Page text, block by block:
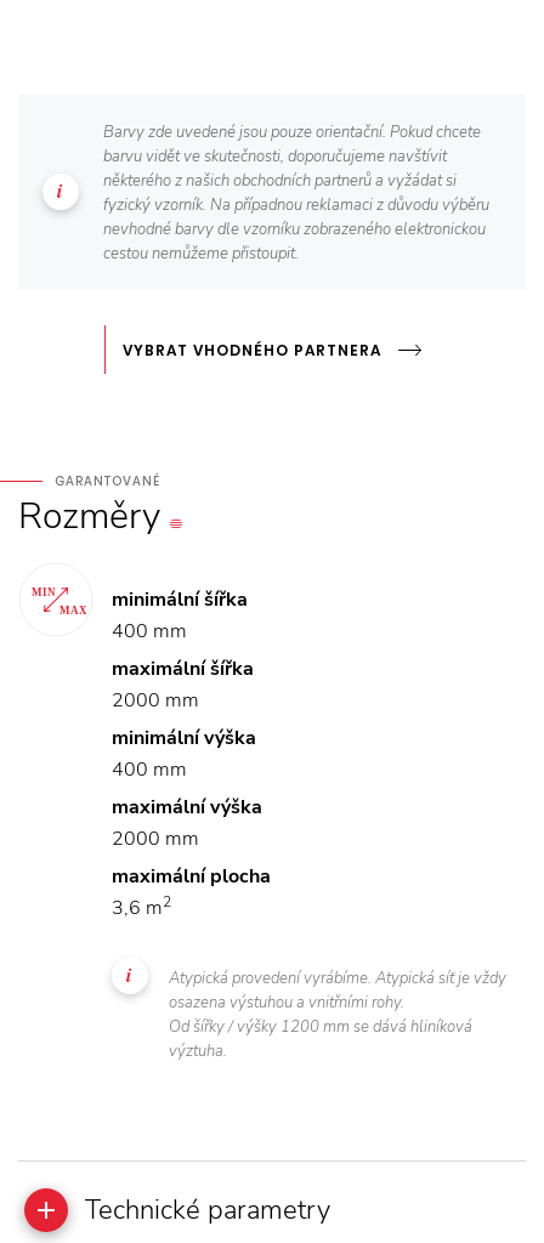
Barvy zde uvedené jsou pouze orientační. Pokud chcete
barvu vidět ve skutečnosti, doporučujeme navštívit
některého z našich obchodních partnerů a vyžádat si
fyzický vzorník. Na případnou reklamaci z důvodu výběru
nevhodné barvy dle vzorníku zobrazeného elektronickou
cestou nemůžeme přistoupit.
VYBRAT VHODNÉHO PARTNERA
GARANTOVANÉ
Rozměry
minimální šířka
400 mm
maximální šířka
2000 mm
minimální výška
400 mm
maximální výška
2000 mm
maximální plocha
3,6 m2
Atypická provedení vyrábíme. Atypická síť je vždy
osazena výstuhou a vnitřními rohy.
Od šířky / výšky 1200 mm se dává hliníková
výztuha.
Technické parametry